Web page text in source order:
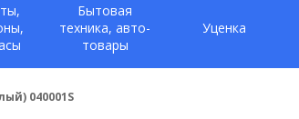
Бытовая
техника, авто-
товары
Уценка
040001S